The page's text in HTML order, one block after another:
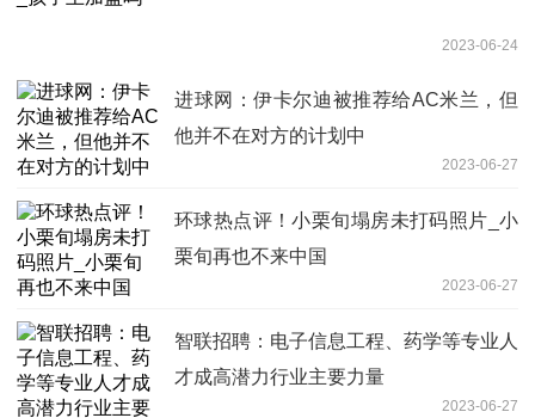
2023-06-24
进球网：伊卡尔迪被推荐给AC米兰，但
他并不在对方的计划中
2023-06-27
环球热点评！小栗旬塌房未打码照片_小
栗旬再也不来中国
2023-06-27
智联招聘：电子信息工程、药学等专业人
才成高潜力行业主要力量
2023-06-27